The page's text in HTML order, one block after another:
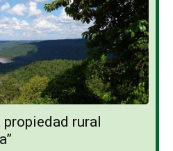
propiedad rural